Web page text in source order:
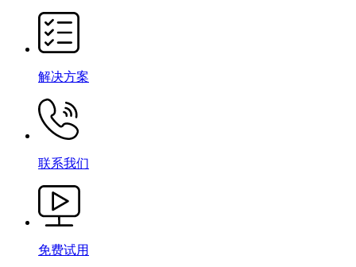
解决方案
联系我们
免费试用